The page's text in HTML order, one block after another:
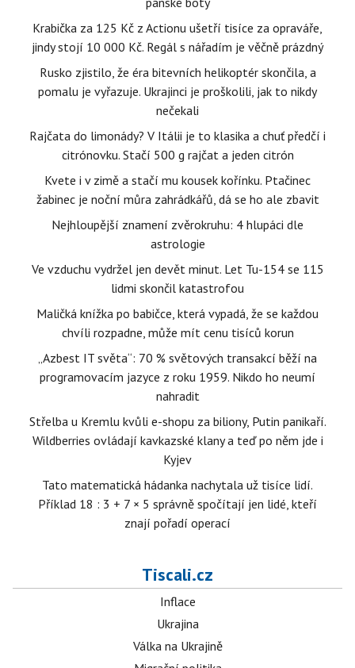
Krabička za 125 Kč z Actionu ušetří tisíce za opraváře,
jindy stojí 10 000 Kč. Regál s nářadím je věčně prázdný
Rusko zjistilo, že éra bitevních helikoptér skončila, a
pomalu je vyřazuje. Ukrajinci je proškolili, jak to nikdy
nečekali
Rajčata do limonády? V Itálii je to klasika a chuť předčí i
citrónovku. Stačí 500 g rajčat a jeden citrón
Kvete i v zimě a stačí mu kousek kořínku. Ptačinec
žabinec je noční můra zahrádkářů, dá se ho ale zbavit
Nejhloupější znamení zvěrokruhu: 4 hlupáci dle
astrologie
Ve vzduchu vydržel jen devět minut. Let Tu-154 se 115
lidmi skončil katastrofou
Maličká knížka po babičce, která vypadá, že se každou
chvíli rozpadne, může mít cenu tisíců korun
„Azbest IT světa“: 70 % světových transakcí běží na
programovacím jazyce z roku 1959. Nikdo ho neumí
nahradit
Střelba u Kremlu kvůli e-shopu za biliony, Putin panikaří.
Wildberries ovládají kavkazské klany a teď po něm jde i
Kyjev
Tato matematická hádanka nachytala už tisíce lidí.
Příklad 18 : 3 + 7 × 5 správně spočítají jen lidé, kteří
znají pořadí operací
Tiscali.cz
Inflace
Ukrajina
Válka na Ukrajině